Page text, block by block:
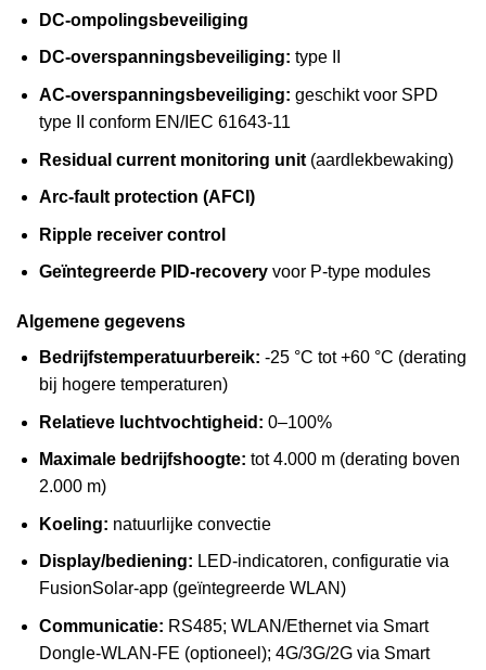
DC-ompolingsbeveiliging
DC-overspanningsbeveiliging: type II
AC-overspanningsbeveiliging: geschikt voor SPD
type II conform EN/IEC 61643-11
Residual current monitoring unit(aardlekbewaking)
Arc-fault protection (AFCI)
Ripple receiver control
Geïntegreerde PID-recoveryvoor P-type modules
Algemene gegevens
Bedrijfstemperatuurbereik: -25 °C tot +60 °C (derating
bij hogere temperaturen)
Relatieve luchtvochtigheid: 0–100%
Maximale bedrijfshoogte: tot 4.000 m (derating boven
2.000 m)
Koeling: natuurlijke convectie
Display/bediening: LED-indicatoren, configuratie via
FusionSolar-app (geïntegreerde WLAN)
Communicatie: RS485; WLAN/Ethernet via Smart
Dongle-WLAN-FE (optioneel); 4G/3G/2G via Smart